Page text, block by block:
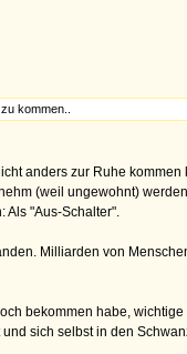
kommen..
anders zur Ruhe
(weil ungewohnt)
Als "Aus-Schalter".
Milliarden von
bekommen habe,
sich selbst in den